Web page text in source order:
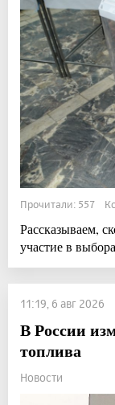
Прочитали: 557
Рассказываем,
участие в
11:19, 6 авг 2026
В России
топлива
Новости